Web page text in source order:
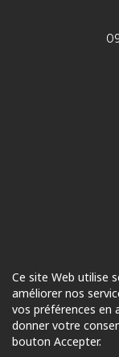
Ce site Web utilise
améliorer nos
vos préférences en
donner votre
bouton Accepter.